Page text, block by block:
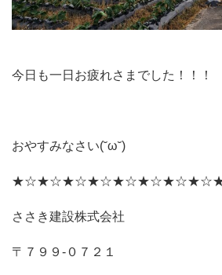
今日も一日お疲れさまでした！！！
おやすみなさい(˘ω˘)
ささき建設株式会社
〒７９９‐０７２１